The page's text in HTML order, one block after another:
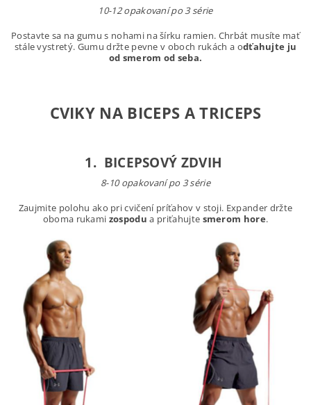
10-12 opakovaní po 3 série
Postavte sa na gumu s nohami na šírku ramien. Chrbát musíte mať
stále vystretý. Gumu držte pevne v oboch rukách a odťahujte ju
od smerom od seba.
CVIKY NA BICEPS A TRICEPS
1. BICEPSOVÝ ZDVIH
8-10 opakovaní po 3 série
Zaujmite polohu ako pri cvičení príťahov v stoji. Expander držte
oboma rukami zospodua priťahujte smerom hore.